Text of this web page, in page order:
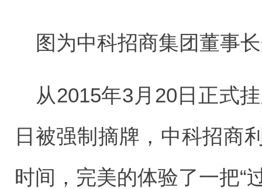
图为中科招商集团董事
从2015年3月20日正式
日被强制摘牌，中科招商
时间，完美的体验了一把“